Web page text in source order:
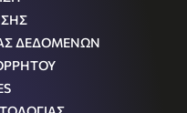
ΔΕΔΟΜΕΝΩΝ